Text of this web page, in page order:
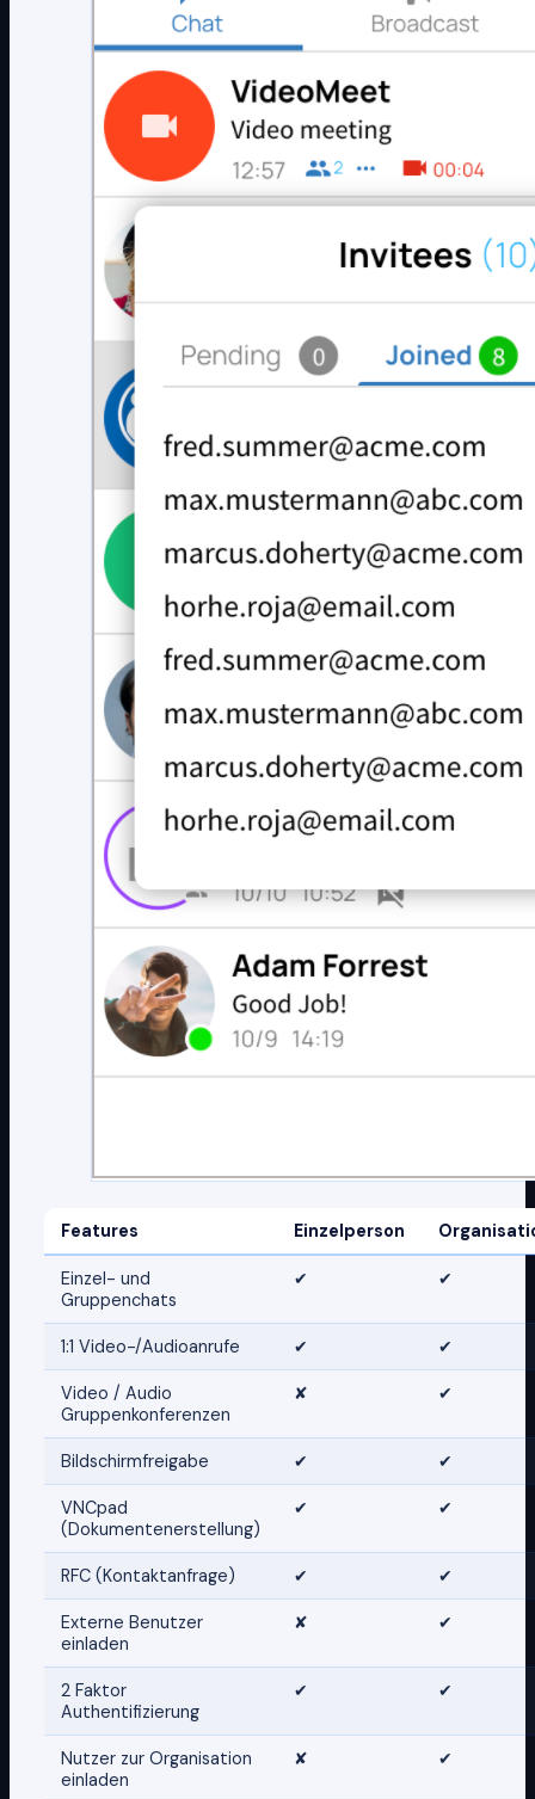
Features Einzelperson
Einzel- und
Gruppenchats
✔ ✔
1:1 Video-/Audioanrufe ✔ ✔
Video / Audio
Gruppenkonferenzen
✘ ✔
Bildschirmfreigabe ✔ ✔
VNCpad
(Dokumentenerstellung)
✔ ✔
RFC (Kontaktanfrage) ✔ ✔
Externe Benutzer
einladen
✘ ✔
2 Faktor
Authentifizierung
✔ ✔
Nutzer zur Organisation
einladen
✘ ✔